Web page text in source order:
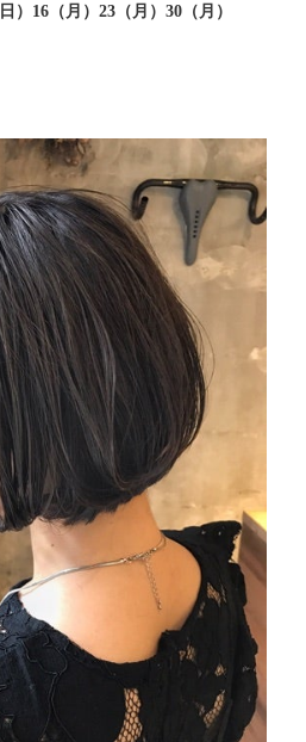
）16（月）23（月）30（月）